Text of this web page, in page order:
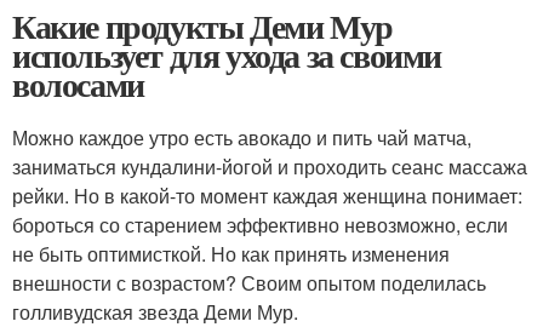
Какие продукты Деми Мур
использует для ухода за своими
волосами
Можно каждое утро есть авокадо и пить чай матча,
заниматься кундалини-йогой и проходить сеанс массажа
рейки. Но в какой-то момент каждая женщина понимает:
бороться со старением эффективно невозможно, если
не быть оптимисткой. Но как принять изменения
внешности с возрастом? Своим опытом поделилась
голливудская звезда Деми Мур.